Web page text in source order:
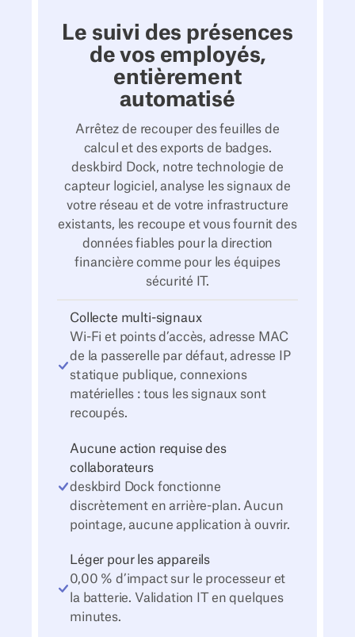
Le suivi des présences
de vos employés,
entièrement
automatisé
Arrêtez de recouper des feuilles de
calcul et des exports de badges.
deskbird Dock, notre technologie de
capteur logiciel, analyse les signaux de
votre réseau et de votre infrastructure
existants, les recoupe et vous fournit des
données fiables pour la direction
financière comme pour les équipes
sécurité IT.
Collecte multi-signaux
Wi-Fi et points d’accès, adresse MAC
de la passerelle par défaut, adresse IP
statique publique, connexions
matérielles : tous les signaux sont
recoupés.
Aucune action requise des
collaborateurs
deskbird Dock fonctionne
discrètement en arrière-plan. Aucun
pointage, aucune application à ouvrir.
Léger pour les appareils
0,00 % d’impact sur le processeur et
la batterie. Validation IT en quelques
minutes.